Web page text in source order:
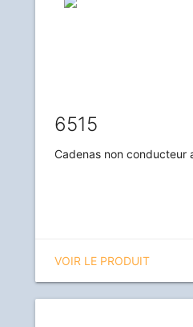
6515
Cadenas non conducteur
VOIR LE PRODUIT